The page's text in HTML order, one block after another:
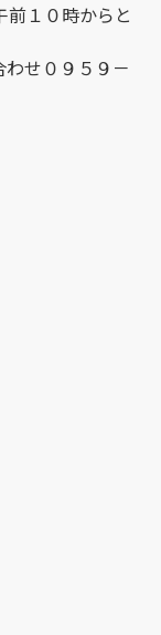
１０時からと
せ０９５９－